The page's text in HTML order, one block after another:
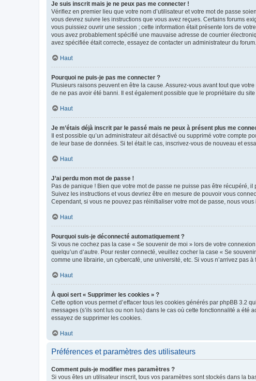
Je suis inscrit mais je ne peux pas me connecter !
Vérifiez en premier lieu que votre nom d’utilisateur et votre mot de passe
vous devrez suivre les instructions que vous avez reçues. Certains forums
vous puissiez ouvrir une session ; cette information était présente lors de
vous avez probablement spécifié une mauvaise adresse de courrier
avez spécifiée était correcte, essayez de contacter un administrateur du forum.
Haut
Pourquoi ne puis-je pas me connecter ?
Plusieurs raisons peuvent en être la cause. Assurez-vous avant tout que
de ne pas avoir été banni. Il est également possible que le propriétaire du
Haut
Je m’étais déjà inscrit par le passé mais ne peux à présent plus me
Il est possible qu’un administrateur ait désactivé ou supprimé votre
de leur base de données. Si tel était le cas, inscrivez-vous de nouveau et
Haut
J’ai perdu mon mot de passe !
Pas de panique ! Bien que votre mot de passe ne puisse pas être récupéré,
Suivez les instructions et vous devriez être en mesure de pouvoir vous
Cependant, si vous ne pouvez pas réinitialiser votre mot de passe, nous
Haut
Pourquoi suis-je déconnecté automatiquement ?
Si vous ne cochez pas la case « Se souvenir de moi » lors de votre
quelqu’un d’autre. Pour rester connecté, veuillez cocher la case « Se
comme une librairie, un cybercafé, une université, etc. Si vous n’arrivez pas
Haut
À quoi sert « Supprimer les cookies » ?
Cette option vous permet d’effacer tous les cookies générés par phpBB 3.2
messages (s’ils sont lus ou non lus) dans le cas où cette fonctionnalité a
essayez de supprimer les cookies.
Haut
Préférences et paramètres des utilisateurs
Comment puis-je modifier mes paramètres ?
Si vous êtes un utilisateur inscrit, tous vos paramètres sont stockés dans la